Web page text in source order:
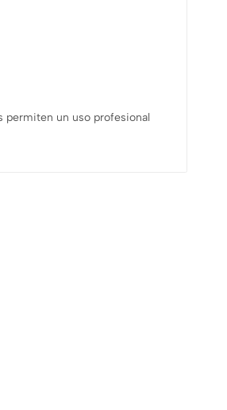
permiten un uso profesional